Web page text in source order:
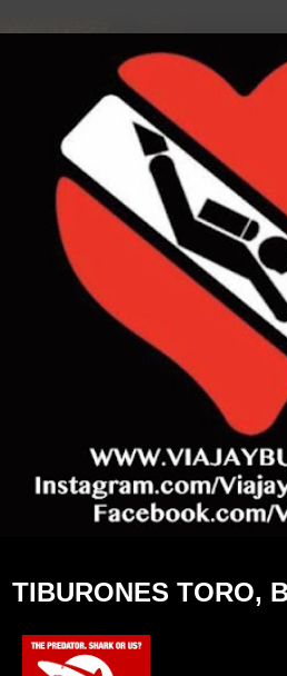
TIBURONES TORO,